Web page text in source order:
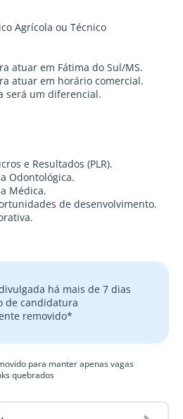
Agrícola ou Técnico
atuar em Fátima do Sul/MS.
atuar em horário comercial.
será um diferencial.
e Resultados (PLR).
Odontológica.
Médica.
de desenvolvimento.
há mais de 7 dias
de candidatura
removido*
para manter apenas vagas
quebrados